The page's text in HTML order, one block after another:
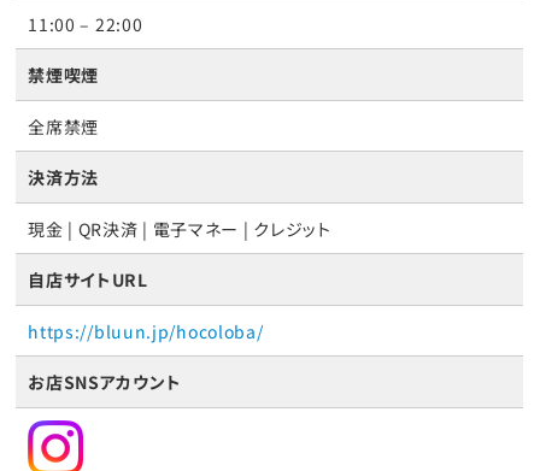
11:00 – 22:00
禁煙喫煙
全席禁煙
決済方法
現金 | QR決済 | 電子マネー | クレジット
自店サイトURL
https://bluun.jp/hocoloba/
お店SNSアカウント